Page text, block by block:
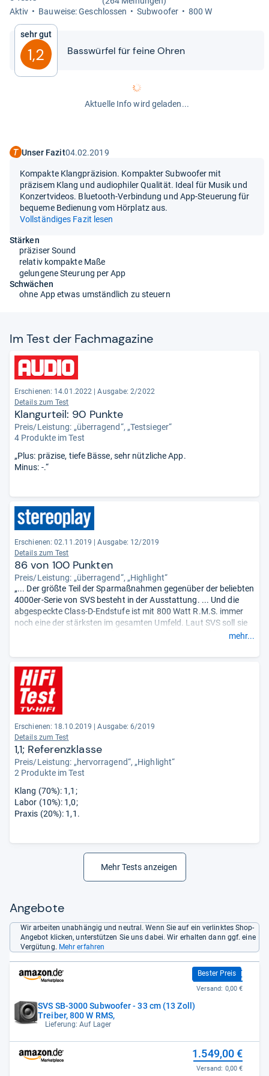
Aktiv
Bau­weise: Geschlos­sen Sub­woofer 800 W
Sehr gut
1,2 Bass­wür­fel für feine Ohren
Aktuelle Info wird geladen...
Unser Fazit04.02.2019
Kompakte Klangpräzision. Kompakter Subwoofer mit
präzisem Klang und audiophiler Qualität. Ideal für Musik und
Konzertvideos. Bluetooth-Verbindung und App-Steuerung für
bequeme Bedienung vom Hörplatz aus.
Vollständiges Fazit lesen
Stärken
präziser Sound
relativ kompakte Maße
gelungene Steurung per App
Schwächen
ohne App etwas umständlich zu steuern
Im Test der Fach­ma­ga­zine
Erschienen: 14.01.2022 | Ausgabe: 2/2022
Details zum Test
Klangurteil: 90 Punkte
Preis/Leistung: „überragend“, „Testsieger“
4 Produkte im Test
„Plus: präzise, tiefe Bässe, sehr nützliche App.
Minus: -.“
Erschienen: 02.11.2019 | Ausgabe: 12/2019
Details zum Test
86 von 100 Punkten
Preis/Leistung: „überragend“, „Highlight“
„... Der größte Teil der Sparmaßnahmen gegenüber der beliebten
4000er-Serie von SVS besteht in der Ausstattung. ... Und die
abgespeckte Class-D-Endstufe ist mit 800 Watt R.M.S. immer
noch eine der stärksten im gesamten Umfeld. Laut SVS soll sie
sogar 2500 Watt bei Impulsen lockermachen. Der exklusive 13-
und saubere Performance schlicht beeindruckt.“
mehr...
Erschienen: 18.10.2019 | Ausgabe: 6/2019
Details zum Test
1,1; Referenzklasse
Preis/Leistung: „hervorragend“, „Highlight“
2 Produkte im Test
Klang (70%): 1,1;
Labor (10%): 1,0;
Praxis (20%): 1,1.
Mehr Tests anzeigen
Angebote
Wir arbeiten unabhängig und neutral. Wenn Sie auf ein verlinktes Shop-
Angebot klicken, unterstützen Sie uns dabei. Wir erhalten dann ggf. eine
Vergütung. Mehr erfahren
SVS SB-3000 Subwoofer - 33 cm (13 Zoll)
Treiber, 800 W RMS,
Lieferung: Auf Lager
Bester Preis
1.449,00 €
Versand: 0,00 €
1.549,00 €
Versand: 0,00 €